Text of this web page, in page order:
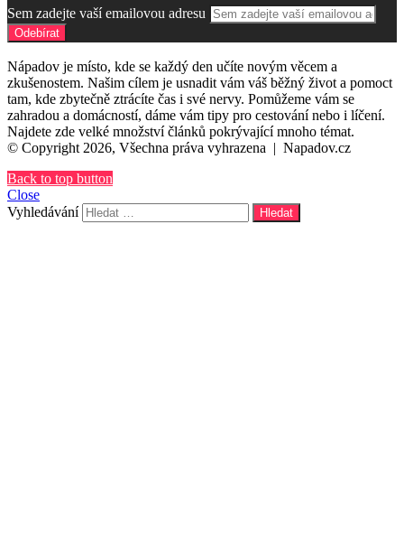
Sem zadejte vaší emailovou adresu
Nápadov je místo, kde se každý den učíte novým věcem a
zkušenostem. Našim cílem je usnadit vám váš běžný život a pomoct
tam, kde zbytečně ztrácíte čas i své nervy. Pomůžeme vám se
zahradou a domácností, dáme vám tipy pro cestování nebo i líčení.
Najdete zde velké množství článků pokrývající mnoho témat.
© Copyright 2026, Všechna práva vyhrazena | Napadov.cz
Back to top button
Close
Vyhledávání